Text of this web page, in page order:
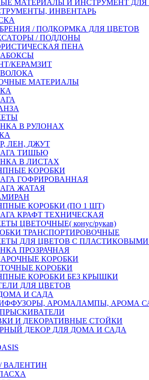
МАТЕРИАЛЫ И ИНСТРУМЕНТ
ИНВЕНТАРЬ
/ ПОДКОРМКА ДЛЯ ЦВЕТОВ
/ ПОДДОНЫ
ПЕНА
КЕРАМЗИТ
МАТЕРИАЛЫ
В РУЛОНАХ
ЛЕН, ДЖУТ
ТИШЬЮ
В ЛИСТАХ
КОРОБКИ
ГОФРИРОВАННАЯ
ЖАТАЯ
КОРОБКИ (ПО 1 ШТ)
КРАФТ ТЕХНИЧЕСКАЯ
ЦВЕТОЧНЫЕ( конус/рукав)
ТРАНСПОРТИРОВОЧНЫЕ
ДЛЯ ЦВЕТОВ С
ПРОЗРАЧНАЯ
КОРОБКИ
КОРОБКИ
КОРОБКИ БЕЗ КРЫШКИ
ДЛЯ ЦВЕТОВ
И САДА
АРОМАЛАМПЫ, АРОМА
И ДЕКОРАТИВНЫЕ СТОЙКИ
ДЕКОР ДЛЯ ДОМА И САДА
ВАЛЕНТИН